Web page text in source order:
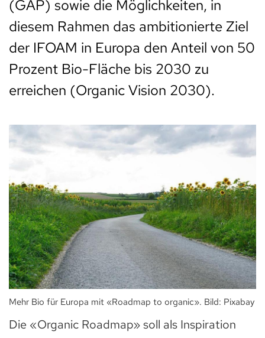
(GAP) sowie die Möglichkeiten, in
diesem Rahmen das ambitionierte Ziel
der IFOAM in Europa den Anteil von 50
Prozent Bio-Fläche bis 2030 zu
erreichen (Organic Vision 2030).
Mehr Bio für Europa mit «Roadmap to organic». Bild: Pixabay
Die «Organic Roadmap» soll als Inspiration